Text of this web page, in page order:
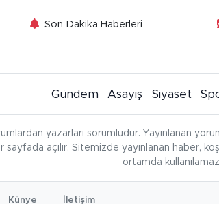
Son Dakika Haberleri
Gündem Asayiş Siyaset
yazarları sorumludur. Yayınlanan
açılır. Sitemizde yayınlanan haber,
ortamda
Künye İletişim